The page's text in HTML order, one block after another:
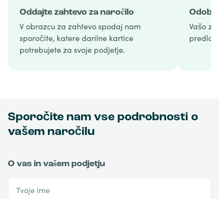
Oddajte zahtevo za naročilo
V obrazcu za zahtevo spodaj nam
sporočite, katere darilne kartice
potrebujete za svoje podjetje.
Vašo
Sporočite nam vse podrobnosti o
vašem naročilu
O vas in vašem podjetju
Tvoje ime